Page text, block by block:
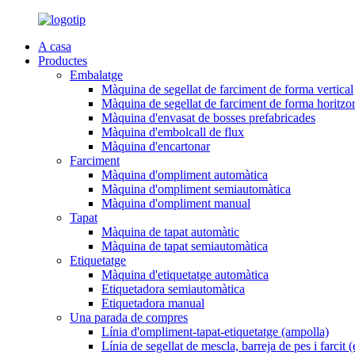
A casa
Productes
Embalatge
Màquina de segellat de farciment de forma vertical
Màquina de segellat de farciment de forma
Màquina d'envasat de bosses prefabricades
Màquina d'embolcall de flux
Màquina d'encartonar
Farciment
Màquina d'ompliment automàtica
Màquina d'ompliment semiautomàtica
Màquina d'ompliment manual
Tapat
Màquina de tapat automàtic
Màquina de tapat semiautomàtica
Etiquetatge
Màquina d'etiquetatge automàtica
Etiquetadora semiautomàtica
Etiquetadora manual
Una parada de compres
Línia d'ompliment-tapat-etiquetatge (ampolla)
Línia de segellat de mescla, barreja de pes i farcit